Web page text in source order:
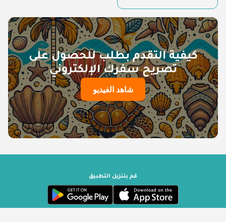
كيفية التقدم بطلب للحصول على
تصريح سفرك الإلكتروني
شاهد الفيديو
قم بتنزيل التطبيق